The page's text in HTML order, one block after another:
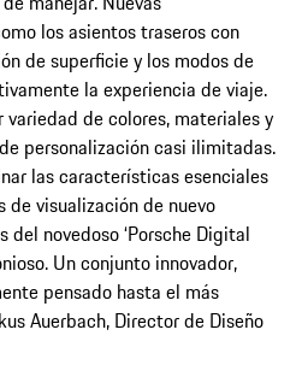
los asientos traseros con
de superficie y los modos de
la experiencia de viaje.
de colores, materiales y
personalización casi ilimitadas.
las características esenciales
de visualización de nuevo
novedoso ‘Porsche Digital
Un conjunto innovador,
pensado hasta el más
Auerbach, Director de Diseño